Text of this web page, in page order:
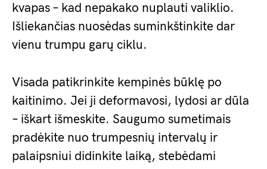
kvapas – kad nepakako nuplauti valiklio.
Išliekančias nuosėdas suminkštinkite dar
vienu trumpu garų ciklu.
Visada patikrinkite kempinės būklę po
kaitinimo. Jei ji deformavosi, lydosi ar dūla
– iškart išmeskite. Saugumo sumetimais
pradėkite nuo trumpesnių intervalų ir
palaipsniui didinkite laiką, stebėdami